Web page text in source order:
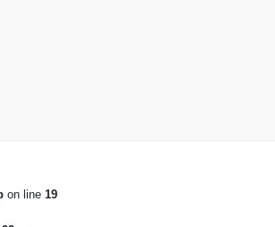
on line 19